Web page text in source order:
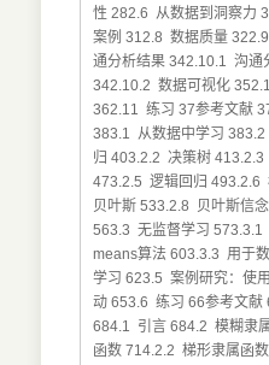
性 282.6 从数据到洞察力
案例 312.8 数据质量
通分析结果 342.10.1 沟通
342.10.2 数据可视化
362.11 练习 37参考文献
383.1 从数据中学习
归 403.2.2 决策树
473.2.5 逻辑回归 493.2.6
贝叶斯 533.2.8 贝叶斯信
563.3 无监督学习
means算法 603.3.3 用于
学习 623.5 案例研究：使
动 653.6 练习 66参考文献
684.1 引言 684.2 模糊隶
函数 714.2.2 梯形隶属函